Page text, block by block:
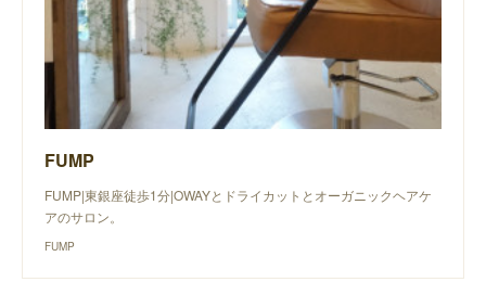
FUMP
FUMP|東銀座徒歩1分|OWAYとドライカットとオーガニックヘアケ
アのサロン。
FUMP